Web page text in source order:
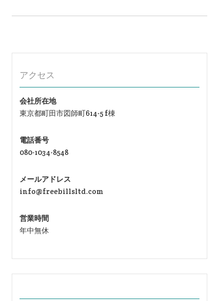
シ
アクセス
会社所在地
東京都町田市図師町614-5 f棟
電話番号
080-1034-8548
メールアドレス
info@freebillsltd.com
営業時間
年中無休